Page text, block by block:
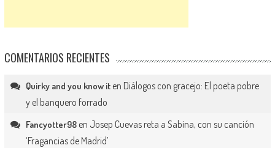
COMENTARIOS RECIENTES
Quirky and you know iten Diálogos con gracejo: El poeta pobre
y el banquero forrado
Fancyotter98en Josep Cuevas reta a Sabina, con su canción
‘Fragancias de Madrid’